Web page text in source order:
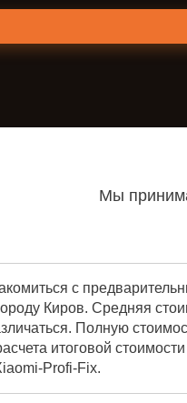
Мы
с
Киров. Средняя
Полную
итоговой
Profi-Fix.